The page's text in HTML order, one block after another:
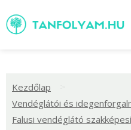
Kezdőlap
Vendéglátói és
Falusi vendéglátó